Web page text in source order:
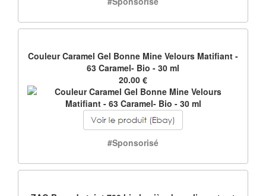
Couleur Caramel Gel Bonne Mine Velours Matifiant -
63 Caramel- Bio - 30 ml
20.00 €
#Sponsorisé